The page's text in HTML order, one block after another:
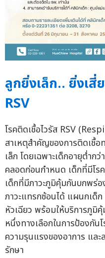
ลูกยิ่งเล็ก.. ยิ่งเสี่
RSV
โรคติดเชื้อไวรัส RSV
สาเหตุสำคัญของการติดเชื้อ
เล็ก โดยเฉพาะเด็กอายุต่ำก
คลอดก่อนกำหนด เด็กที่มีโร
เด็กที่มีภาวะภูมิคุ้มกันบกพร่
ภาวะแทรกซ้อนได้ แผนกเด็
หัวเฉียว พร้อมให้บริการภูมิ
หนึ่งทางเลือกในการป้องกัน
ความรุนแรงของอาการ และ
รักษา